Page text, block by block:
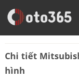
Trang Chủ
Tin Xe
Chi tiết
hình